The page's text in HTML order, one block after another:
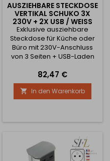
AUSZIEHBARE STECKDOSE
VERTIKAL SCHUKO 3X
230V + 2X USB / WEISS M
ATT
Exklusive ausziehbare
Steckdose für Küche oder
Büro mit 230V-Anschluss
von 3 Seiten + USB-Laden
Einbausteckdose für Küche,
Büro und Wohnmöbel mit
gleichzeitigen Push-Pull-
Anschlüssen. Sie verfügt
einer maximal zulässigen
16A, konzipiert für den
europäischen EU-Markt. Sie
verfügt...
Preis
82,47 €
 In den Warenkorb